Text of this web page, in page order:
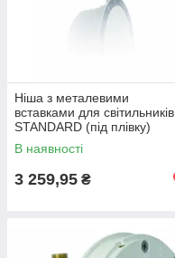
Ніша з металевими
вставками для світильників
STANDARD (під плівку)
Fluidra Іспанія
В наявності
3 259,95 ₴